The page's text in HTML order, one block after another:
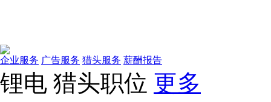
企业服务 广告服务 猎头服务 薪酬报告
锂电 猎头职位 更多